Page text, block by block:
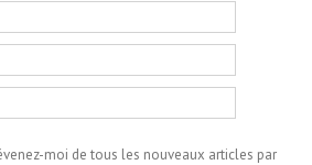
moi de tous les nouveaux articles par